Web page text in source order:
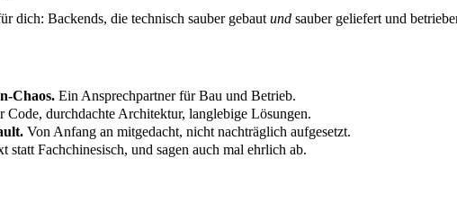
dich: Backends, die technisch sauber gebaut und sauber geliefert und
Chaos. Ein Ansprechpartner für Bau und Betrieb.
Code, durchdachte Architektur, langlebige Lösungen.
Von Anfang an mitgedacht, nicht nachträglich aufgesetzt.
statt Fachchinesisch, und sagen auch mal ehrlich ab.